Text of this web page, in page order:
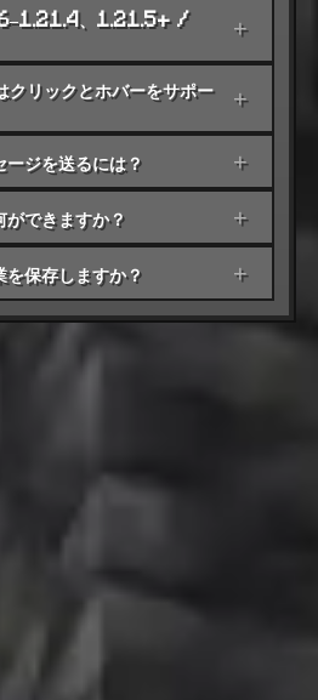
、1.21.5+ /
+
ックとホバーをサポー +
ジを送るには？ +
できますか？ +
保存しますか？ +